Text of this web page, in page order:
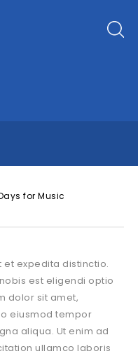
for Music
et expedita distinctio.
est eligendi optio
dolor sit amet,
eiusmod tempor
aliqua. Ut enim ad
ullamco laboris